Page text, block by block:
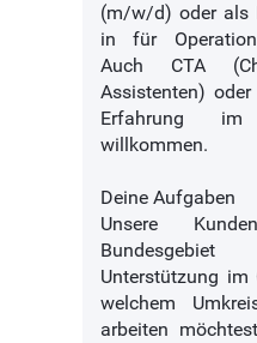
(m/w/d) oder als
in für
Auch CTA
Assistenten)
Erfahrung
willkommen.
Deine Aufgaben
Unsere
Unterstützung im
welchem
arbeiten